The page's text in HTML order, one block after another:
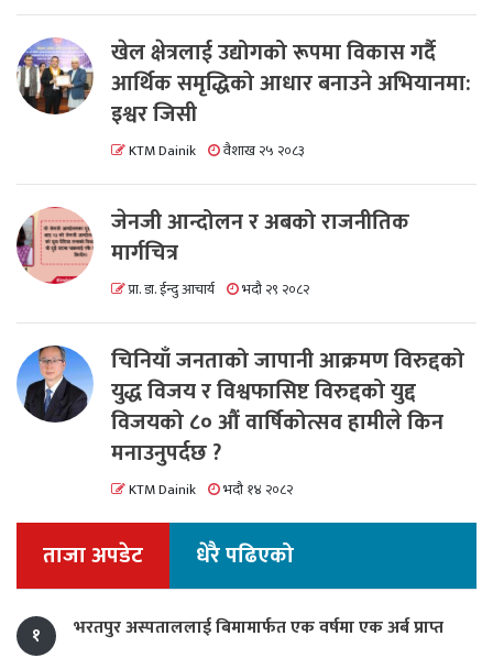
खेल क्षेत्रलाई उद्योगको रूपमा विकास गर्दै
आर्थिक समृद्धिको आधार बनाउने अभियानमा:
इश्वर जिसी
KTM Dainik वैशाख २५ २०८३
जेनजी आन्दोलन र अबको राजनीतिक
मार्गचित्र
प्रा. डा. ईन्दु आचार्य भदौ २९ २०८२
चिनियाँ जनताको जापानी आक्रमण विरुद्दको
युद्ध विजय र विश्वफासिष्ट विरुद्दको युद्द
विजयको ८० औं वार्षिकोत्सव हामीले किन
मनाउनुपर्दछ ?
KTM Dainik भदौ १४ २०८२
ताजा अपडेट धेरै पढिएको
१ भरतपुर अस्पताललाई बिमामार्फत एक वर्षमा एक अर्ब प्राप्त